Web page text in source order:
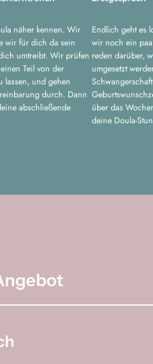
näher kennen. Wir
wir für dich da sein
umtreibt. Wir prüfen
Teil von der
lassen, und gehen
durch. Dann
abschließende
Endlich geht es
wir noch ein
reden darüber,
umgesetzt
über das
deine Doula-